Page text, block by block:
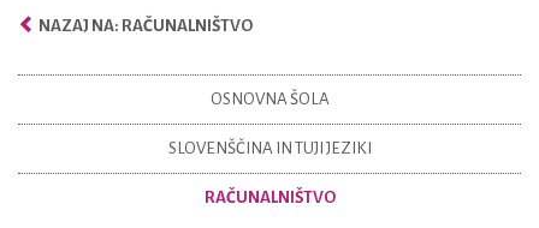
NAZAJ NA: RAČUNALNIŠTVO
OSNOVNA ŠOLA
SLOVENŠČINA IN TUJI JEZIKI
RAČUNALNIŠTVO